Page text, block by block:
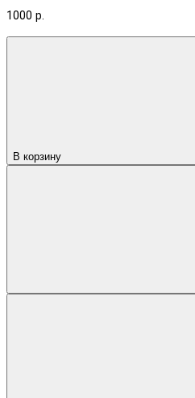
1000 р.
В корзину